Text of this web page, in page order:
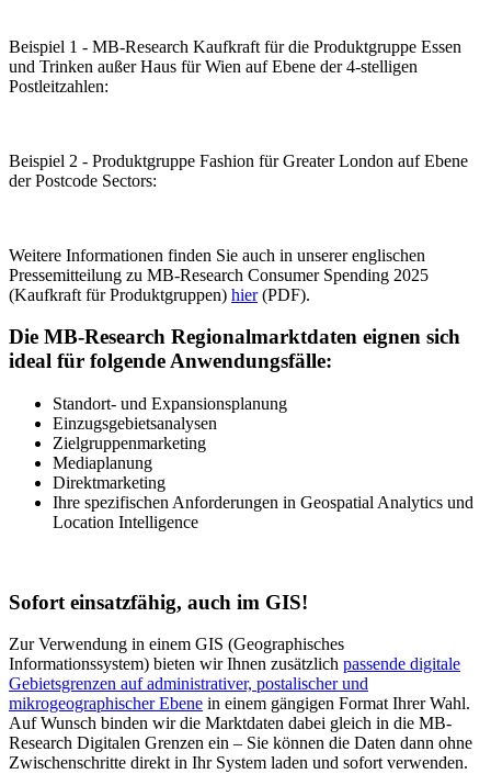
Beispiel 1 - MB-Research Kaufkraft für die Produktgruppe Essen
und Trinken außer Haus für Wien auf Ebene der 4-stelligen
Postleitzahlen:
Beispiel 2 - Produktgruppe Fashion für Greater London auf Ebene
der Postcode Sectors:
Weitere Informationen finden Sie auch in unserer englischen
Pressemitteilung zu MB-Research Consumer Spending 2025
(Kaufkraft für Produktgruppen) hier(PDF).
Die MB-Research Regionalmarktdaten eignen sich
ideal für folgende Anwendungsfälle:
Standort- und Expansionsplanung
Einzugsgebietsanalysen
Zielgruppenmarketing
Mediaplanung
Direktmarketing
Ihre spezifischen Anforderungen in Geospatial Analytics und
Location Intelligence
Sofort einsatzfähig, auch im GIS!
Zur Verwendung in einem GIS (Geographisches
Informationssystem) bieten wir Ihnen zusätzlich passende digitale
Gebietsgrenzen auf administrativer, postalischer und
mikrogeographischer Ebene in einem gängigen Format Ihrer Wahl.
Auf Wunsch binden wir die Marktdaten dabei gleich in die MB-
Research Digitalen Grenzen ein – Sie können die Daten dann ohne
Zwischenschritte direkt in Ihr System laden und sofort verwenden.